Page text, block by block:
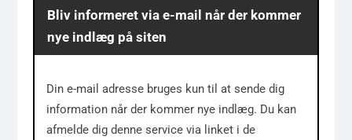
Bliv informeret via e-mail når der kommer
nye indlæg på siten
Din e-mail adresse bruges kun til at sende dig
information når der kommer nye indlæg. Du kan
afmelde dig denne service via linket i de